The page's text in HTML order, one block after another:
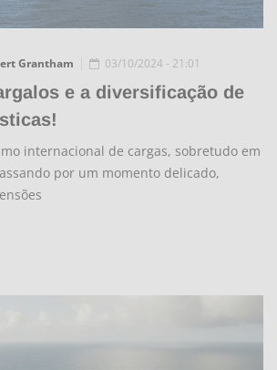
Grantham 03/10/2024 - 21:01
e a diversificação de
internacional de cargas, sobretudo em
por um momento delicado,